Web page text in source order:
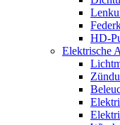
HD-
Elektrische